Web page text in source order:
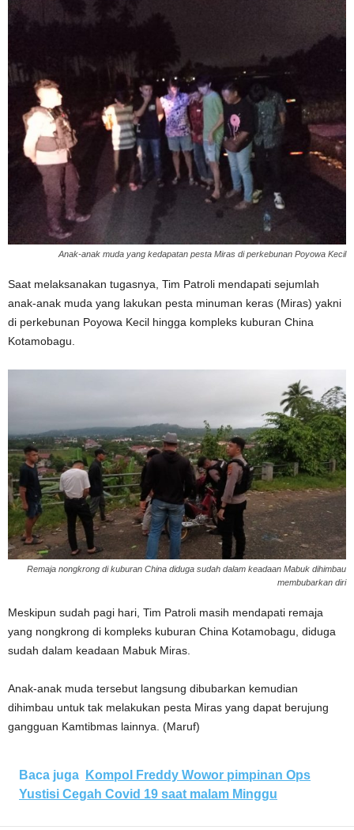
Anak-anak muda yang kedapatan pesta Miras di perkebunan Poyowa Kecil
Saat melaksanakan tugasnya, Tim Patroli mendapati sejumlah
anak-anak muda yang lakukan pesta minuman keras (Miras) yakni
di perkebunan Poyowa Kecil hingga kompleks kuburan China
Kotamobagu.
Remaja nongkrong di kuburan China diduga sudah dalam keadaan Mabuk dihimbau
membubarkan diri
Meskipun sudah pagi hari, Tim Patroli masih mendapati remaja
yang nongkrong di kompleks kuburan China Kotamobagu, diduga
sudah dalam keadaan Mabuk Miras.
Anak-anak muda tersebut langsung dibubarkan kemudian
dihimbau untuk tak melakukan pesta Miras yang dapat berujung
gangguan Kamtibmas lainnya. (Maruf)
Baca juga
Kompol Freddy Wowor pimpinan Ops
Yustisi Cegah Covid 19 saat malam Minggu